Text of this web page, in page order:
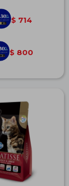
$ 714
$ 800